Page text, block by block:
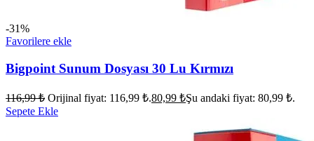
-31%
Favorilere ekle
Bigpoint Sunum Dosyası 30 Lu Kırmızı
116,99₺ Orijinal fiyat: 116,99 ₺.80,99 ₺Şu andaki fiyat: 80,99 ₺.
Sepete Ekle